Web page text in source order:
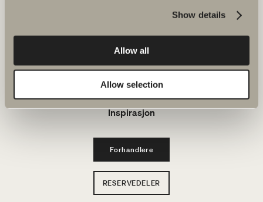
Show details
Allow all
Allow selection
Tegneverktøy
Bærekraft
Inspirasjon
Forhandlere
RESERVEDELER